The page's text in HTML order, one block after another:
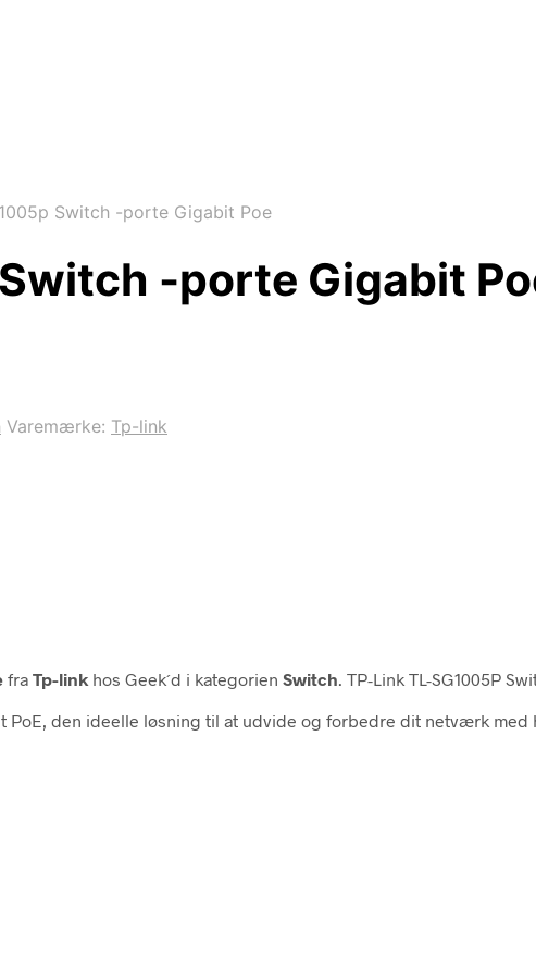
Switch -porte Gigabit Poe
-porte Gigabit
Varemærke: Tp-link
fra Tp-link hos Geek´d i kategorien Switch . TP-Link TL-SG1005P
PoE, den ideelle løsning til at udvide og forbedre dit netværk